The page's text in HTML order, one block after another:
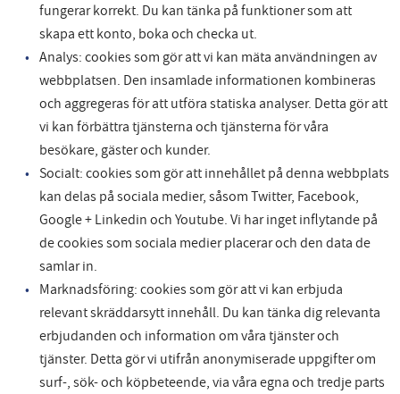
fungerar korrekt. Du kan tänka på funktioner som att
skapa ett konto, boka och checka ut.
Analys: cookies som gör att vi kan mäta användningen av
webbplatsen. Den insamlade informationen kombineras
och aggregeras för att utföra statiska analyser. Detta gör att
vi kan förbättra tjänsterna och tjänsterna för våra
besökare, gäster och kunder.
Socialt: cookies som gör att innehållet på denna webbplats
kan delas på sociala medier, såsom Twitter, Facebook,
Google + Linkedin och Youtube. Vi har inget inflytande på
de cookies som sociala medier placerar och den data de
samlar in.
Marknadsföring: cookies som gör att vi kan erbjuda
relevant skräddarsytt innehåll. Du kan tänka dig relevanta
erbjudanden och information om våra tjänster och
tjänster. Detta gör vi utifrån anonymiserade uppgifter om
surf-, sök- och köpbeteende, via våra egna och tredje parts